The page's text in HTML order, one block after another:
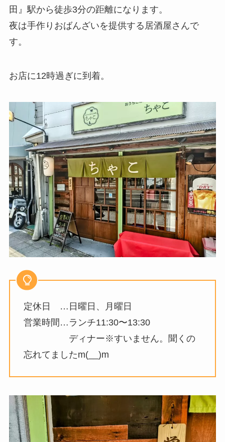
田』駅から徒歩3分の距離になります。
夜は手作りおばんざいを提供する居酒屋さんで
す。
お店に12時過ぎに到着。
定休日 …日曜日、月曜日
営業時間…ランチ11:30〜13:30
ディナー※すいません。聞くの
忘れてましたm(__)m